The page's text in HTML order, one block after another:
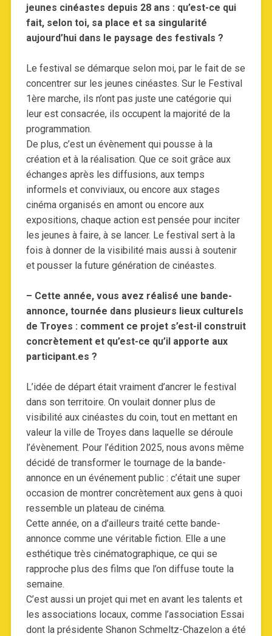
jeunes cinéastes depuis 28 ans : qu’est-ce qui
fait, selon toi, sa place et sa singularité
aujourd’hui dans le paysage des festivals ?
Le festival se démarque selon moi, par le fait de se
concentrer sur les jeunes cinéastes. Sur le Festival
1ère marche, ils n’ont pas juste une catégorie qui
leur est consacrée, ils occupent la majorité de la
programmation.
De plus, c’est un évènement qui pousse à la
création et à la réalisation. Que ce soit grâce aux
échanges après les diffusions, aux temps
informels et conviviaux, ou encore aux stages
cinéma organisés en amont ou encore aux
expositions, chaque action est pensée pour inciter
les jeunes à faire, à se lancer. Le festival sert à la
fois à donner de la visibilité mais aussi à soutenir
et pousser la future génération de cinéastes.
– Cette année, vous avez réalisé une bande-
annonce, tournée dans plusieurs lieux culturels
de Troyes : comment ce projet s’est-il construit
concrètement et qu’est-ce qu’il apporte aux
participant.es ?
L’idée de départ était vraiment d’ancrer le festival
dans son territoire. On voulait donner plus de
visibilité aux cinéastes du coin, tout en mettant en
valeur la ville de Troyes dans laquelle se déroule
l’évènement. Pour l’édition 2025, nous avons même
décidé de transformer le tournage de la bande-
annonce en un événement public : c’était une super
occasion de montrer concrètement aux gens à quoi
ressemble un plateau de cinéma.
Cette année, on a d’ailleurs traité cette bande-
annonce comme une véritable fiction. Elle a une
esthétique très cinématographique, ce qui se
rapproche plus des films que l’on diffuse toute la
semaine.
C’est aussi un projet qui met en avant les talents et
les associations locaux, comme l’association Essai
dont la présidente Shanon Schmeltz-Chazelon a été